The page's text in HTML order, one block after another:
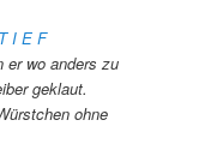
T I E F
er wo anders zu
geklaut.
ohne